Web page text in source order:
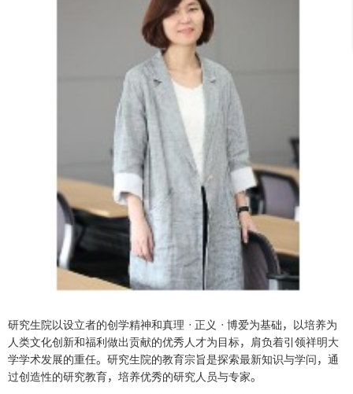
研究生院以设立者的创学精神和真理ㆍ正义ㆍ博爱为基础，以培养为
人类文化创新和福利做出贡献的优秀人才为目标，肩负着引领祥明大
学学术发展的重任。研究生院的教育宗旨是探索最新知识与学问，通
过创造性的研究教育，培养优秀的研究人员与专家。